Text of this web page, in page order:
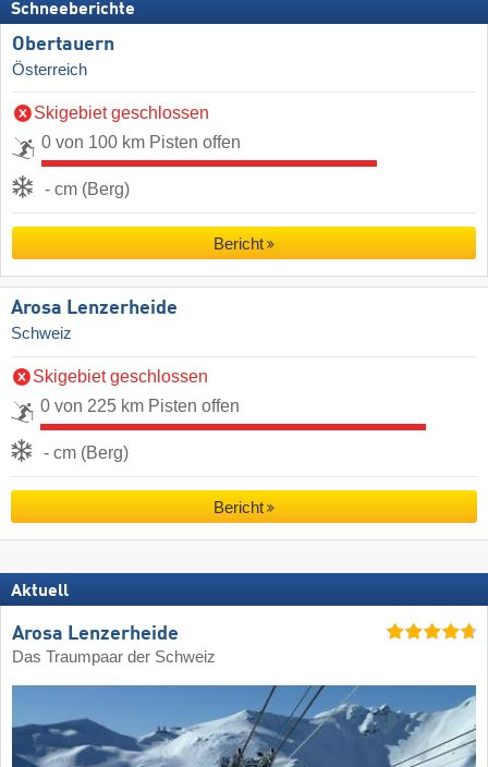
Schneeberichte
Obertauern
Österreich
Skigebiet geschlossen
0 von 100 km Pisten offen
- cm (Berg)
Bericht
Arosa Lenzerheide
Schweiz
Skigebiet geschlossen
0 von 225 km Pisten offen
- cm (Berg)
Bericht
Aktuell
Arosa Lenzerheide
Das Traumpaar der Schweiz